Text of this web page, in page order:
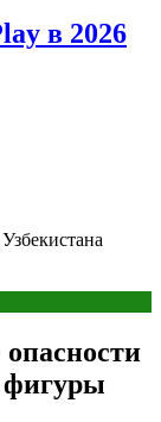
в 2026
фигуры